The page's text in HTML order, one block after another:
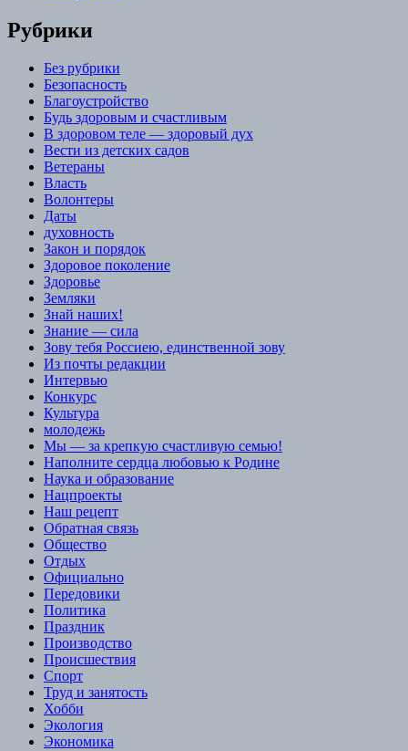
Рубрики
Без рубрики
Безопасность
Благоустройство
Будь здоровым и счастливым
В здоровом теле — здоровый дух
Вести из детских садов
Ветераны
Власть
Волонтеры
Даты
духовность
Закон и порядок
Здоровое поколение
Здоровье
Земляки
Знай наших!
Знание — сила
Зову тебя Россиею, единственной зову
Из почты редакции
Интервью
Конкурс
Культура
молодежь
Мы — за крепкую счастливую семью!
Наполните сердца любовью к Родине
Наука и образование
Нацпроекты
Наш рецепт
Обратная связь
Общество
Отдых
Официально
Передовики
Политика
Праздник
Производство
Происшествия
Спорт
Труд и занятость
Хобби
Экология
Экономика